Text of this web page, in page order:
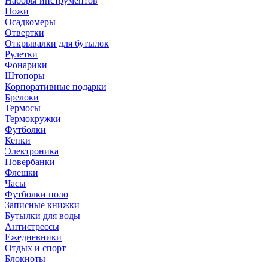
Ножи
Осадкомеры
Отвертки
Открывалки для бутылок
Рулетки
Фонарики
Штопоры
Корпоративные подарки
Брелоки
Термосы
Термокружки
Футболки
Кепки
Электроника
Повербанки
Флешки
Часы
Футболки поло
Записные книжки
Бутылки для воды
Антистрессы
Ежедневники
Отдых и спорт
Блокноты